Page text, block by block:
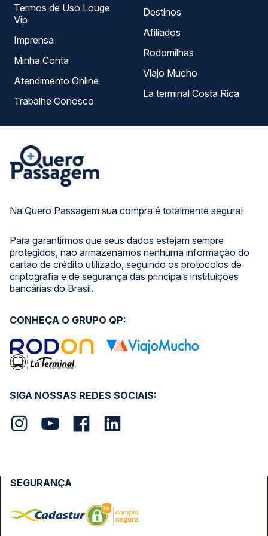
Na Quero Passagem sua compra é totalmente segura!
Para garantirmos que seus dados estejam sempre
protegidos, não armazenamos nenhuma informação do
cartão de crédito utilizado, seguindo os protocolos de
criptografia e de segurança das principais instituições
bancárias do Brasil.
Termos de Uso Louge
Vip
Imprensa
Minha Conta
Atendimento Online
Trabalhe Conosco
Destinos
Afiliados
Rodomilhas
Viajo Mucho
La terminal Costa Rica
SIGA NOSSAS REDES SOCIAIS:
CONHEÇA O GRUPO QP:
SEGURANÇA